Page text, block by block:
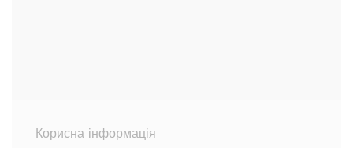
Корисна інформація